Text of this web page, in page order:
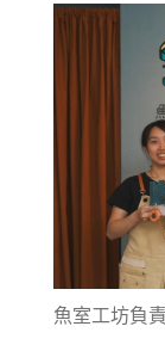
魚室工坊負